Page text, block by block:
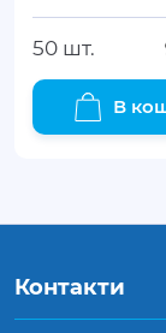
50 шт.
В
Контакти